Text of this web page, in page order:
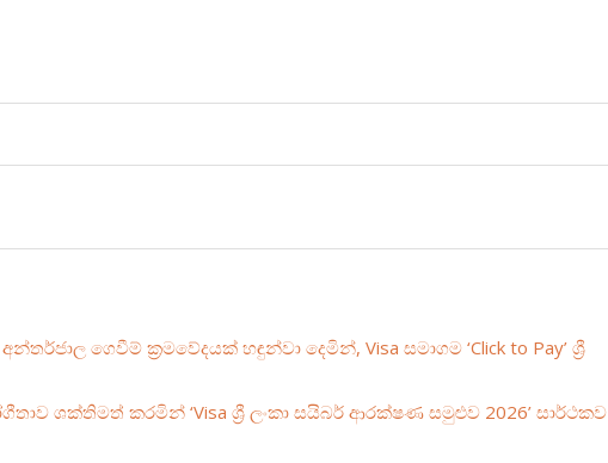
ගෙවීම් ක්‍රමවේදයක් හඳුන්වා දෙමින්, Visa සමාගම ‘Click to Pay’ ශ්‍රී
ශක්තිමත් කරමින් ‘Visa ශ්‍රී ලංකා සයිබර් ආරක්ෂණ සමුළුව 2026’ සාර්ථකව